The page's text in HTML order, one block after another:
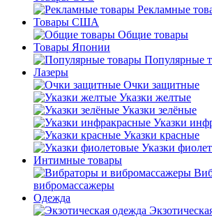
Рекламные
Товары США
Общие товары
Товары Японии
Популярные
Лазеры
Очки защитные
Указки желтые
Указки зелёные
Указки
Указки красные
Указки
Интимные товары
вибромассажеры
Одежда